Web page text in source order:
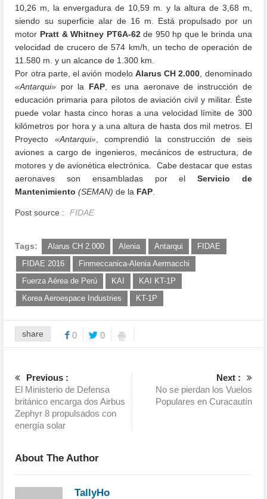
10,26 m, la envergadura de 10,59 m. y la altura de 3,68 m,
siendo su superficie alar de 16 m. Está propulsado por un
motor Pratt & Whitney PT6A-62de 950 hp que le brinda una
velocidad de crucero de 574 km/h, un techo de operación de
11.580 m. y un alcance de 1.300 km.
Por otra parte, el avión modelo Alarus CH 2.000 , denominado
«Antarqui» por la FAP, es una aeronave de instrucción de
educación primaria para pilotos de aviación civil y militar. Éste
puede volar hasta cinco horas a una velocidad límite de 300
kilómetros por hora y a una altura de hasta dos mil metros. El
Proyecto «Antarqui», comprendió la construcción de seis
aviones a cargo de ingenieros, mecánicos de estructura, de
motores y de avionética electrónica. Cabe destacar que estas
aeronaves son ensambladas por el Servicio de
Mantenimiento (SEMAN) de la FAP
Post source : FIDAE
Tags: Alarus CH 2.000 Alenia Antarqui
FIDAE
FIDAE 2016
Finmeccanica-Alenia Aermacchi
Fuerza Aérea de Perú
KAI
KAI KT-1P
Korea Aeroespace Industries
KT-1P
share 0 0
Previous :
El Ministerio de Defensa
británico encarga dos Airbus
Zephyr 8 propulsados con
energía solar
Next :
No se pierdan los Vuelos
Populares en Curacautín
About The Author
TallyHo